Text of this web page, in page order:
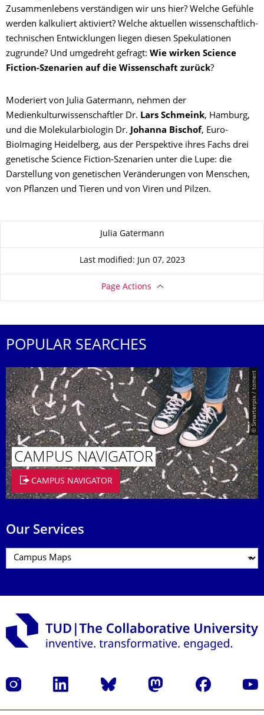
Zusammenlebens verständigen wir uns hier? Welche Gefühle
werden kalkuliert aktiviert? Welche aktuellen wissenschaftlich-
technischen Entwicklungen liegen diesen Spekulationen
zugrunde? Und umgedreht gefragt: Wie wirken Science
Fiction-Szenarien auf die Wissenschaft zurück?
Moderiert von Julia Gatermann, nehmen der
Medienkulturwissenschaftler Dr. Lars Schmeink, Hamburg,
und die Molekularbiologin Dr.
Johanna Bischof, Euro-
BioImaging Heidelberg, aus der Perspektive ihres Fachs drei
genetische Science Fiction-Szenarien unter die Lupe: die
Darstellung von genetischen Veränderungen von Menschen,
von Pflanzen und Tieren und von Viren und Pilzen.
Julia Gatermann
Last modified: Jun 07, 2023
Page Actions
POPULAR SEARCHES
© Smarterpix / tomert
CAMPUS NAVIGATOR
CAMPUS NAVIGATOR
Our Services
Instagram LinkedIn Bluesky Mastodon Facebook